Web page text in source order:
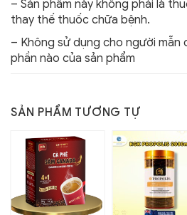
– Sản phẩm này không phải là
thay thế thuốc chữa bệnh.
– Không sử dụng cho người mẫn
phần nào của sản phẩm
SẢN PHẨM TƯƠNG TỰ